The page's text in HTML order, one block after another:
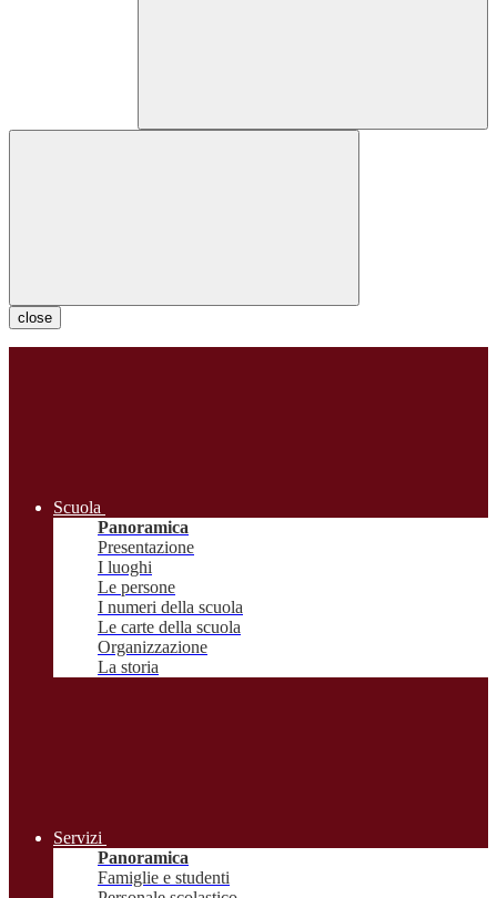
close
Scuola
Panoramica
Presentazione
I luoghi
Le persone
I numeri della scuola
Le carte della scuola
Organizzazione
La storia
Servizi
Panoramica
Famiglie e studenti